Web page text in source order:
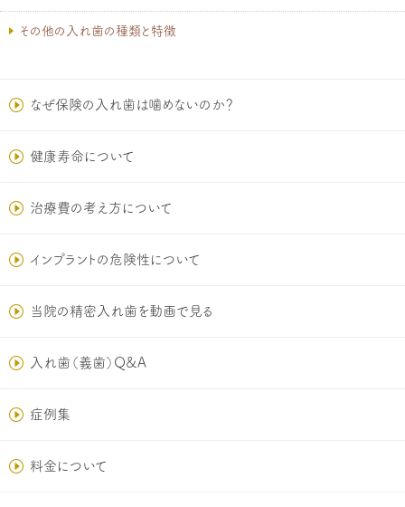
その他の入れ歯の種類と特徴
なぜ保険の入れ歯は噛めないのか？
健康寿命について
治療費の考え方について
インプラントの危険性について
当院の精密入れ歯を動画で見る
入れ歯（義歯）Q&A
症例集
料金について